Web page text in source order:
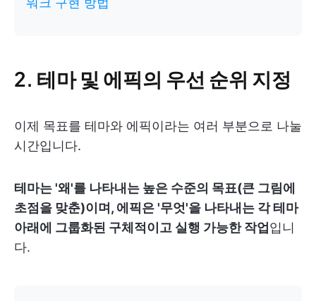
2. 테마 및 에픽의 우선 순위 지정
이제 목표를 테마와 에픽이라는 여러 부분으로 나눌
시간입니다.
테마는 '왜'를 나타내는 높은 수준의 목표(큰 그림에
초점을 맞춘)이며, 에픽은 '무엇'을 나타내는 각 테마
아래에 그룹화된 구체적이고 실행 가능한 작업 입니
다.